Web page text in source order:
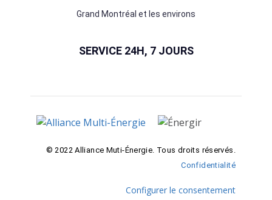
Grand Montréal et les environs
SERVICE 24H, 7 JOURS
© 2022 Alliance Muti-Énergie. Tous droits réservés.
Confidentialité
Configurer le consentement